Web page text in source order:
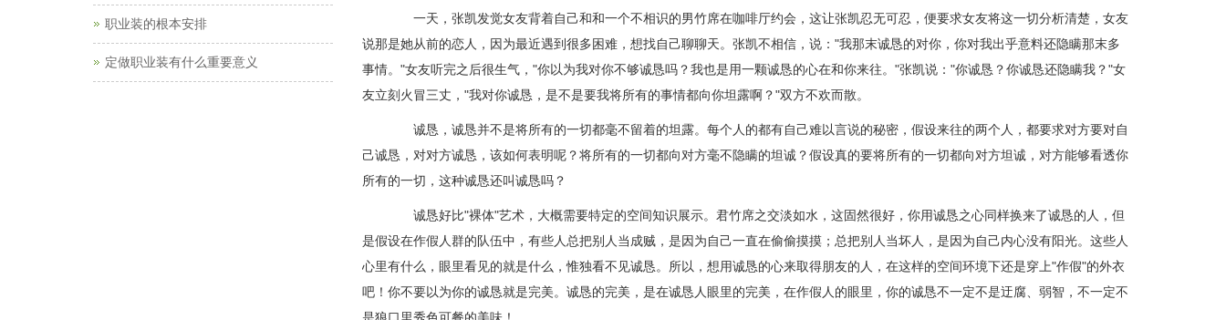
一天，张凯发觉女友背着自己和和一个不相识的男竹席在咖啡厅约会，这让张凯忍无可忍，便要求女友将这一切分析清楚，女友
说那是她从前的恋人，因为最近遇到很多困难，想找自己聊聊天。张凯不相信，说："我那末诚恳的对你，你对我出乎意料还隐瞒那末多
事情。"女友听完之后很生气，"你以为我对你不够诚恳吗？我也是用一颗诚恳的心在和你来往。"张凯说："你诚恳？你诚恳还隐瞒我？"女
友立刻火冒三丈，"我对你诚恳，是不是要我将所有的事情都向你坦露啊？"双方不欢而散。
诚恳，诚恳并不是将所有的一切都毫不留着的坦露。每个人的都有自己难以言说的秘密，假设来往的两个人，都要求对方要对自
己诚恳，对对方诚恳，该如何表明呢？将所有的一切都向对方毫不隐瞒的坦诚？假设真的要将所有的一切都向对方坦诚，对方能够看透你
所有的一切，这种诚恳还叫诚恳吗？
诚恳好比"裸体"艺术，大概需要特定的空间知识展示。君竹席之交淡如水，这固然很好，你用诚恳之心同样换来了诚恳的人，但
是假设在作假人群的队伍中，有些人总把别人当成贼，是因为自己一直在偷偷摸摸；总把别人当坏人，是因为自己内心没有阳光。这些人
心里有什么，眼里看见的就是什么，惟独看不见诚恳。所以，想用诚恳的心来取得朋友的人，在这样的空间环境下还是穿上"作假"的外衣
吧！你不要以为你的诚恳就是完美。诚恳的完美，是在诚恳人眼里的完美，在作假人的眼里，你的诚恳不一定不是迂腐、弱智，不一定不
是狼口里秀色可餐的美味！
职业装的根本安排
定做职业装有什么重要意义